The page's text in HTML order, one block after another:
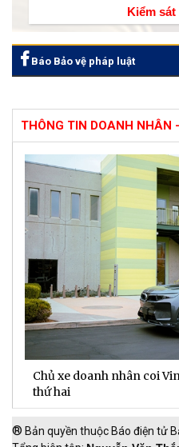
Kiểm
Báo Bảo vệ pháp luật
THÔNG TIN DOANH NHÂN
Chủ xe doanh nhân coi
thứ hai
® Bản quyền thuộc Báo điện tử